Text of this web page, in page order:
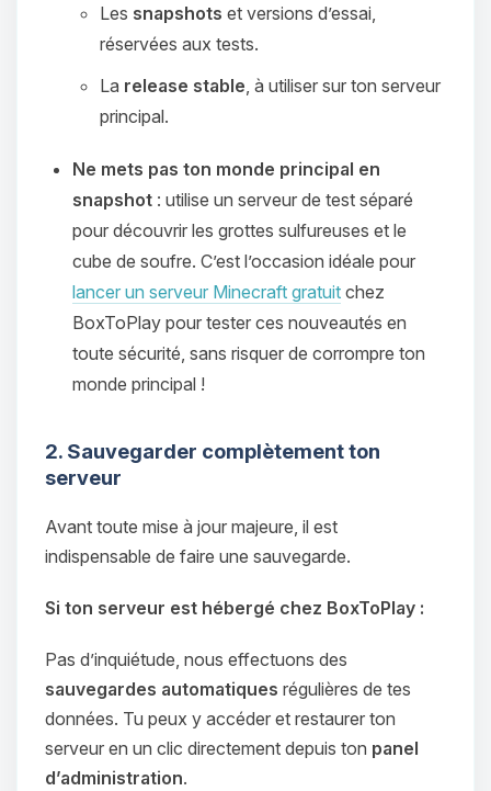
Les snapshots et versions d’essai,
réservées aux tests.
La release stable , à utiliser sur ton serveur
principal.
Ne mets pas ton monde principal en
snapshot : utilise un serveur de test séparé
pour découvrir les grottes sulfureuses et le
cube de soufre. C’est l’occasion idéale pour
lancer un serveur Minecraft gratuit chez
BoxToPlay pour tester ces nouveautés en
toute sécurité, sans risquer de corrompre ton
monde principal !
2. Sauvegarder complètement ton
serveur
Avant toute mise à jour majeure, il est
indispensable de faire une sauvegarde.
Si ton serveur est hébergé chez BoxToPlay :
Pas d’inquiétude, nous effectuons des
sauvegardes automatiques régulières de tes
données. Tu peux y accéder et restaurer ton
serveur en un clic directement depuis ton panel
d’administration.